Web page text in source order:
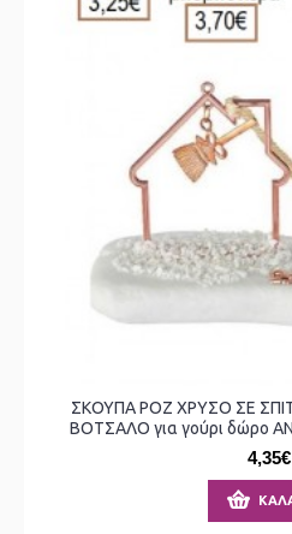
ΣΚΟΥΠΑ ΡΟΖ ΧΡΥΣΟ ΣΕ
ΒΟΤΣΑΛΟ για γούρι δώρο
4,35€